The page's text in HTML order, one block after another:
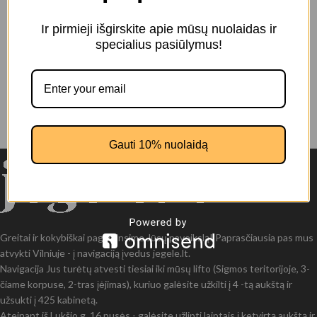
Greitai ir kokybiškai pagaminsime Jūsų paveikslą! Paprasčiausia pas mus
atvykti Vilniuje - į navigaciją įvedus jegele.lt.
Navigacija Jus turėtų atvesti tiesiai iki mūsų lifto (Sigmos teritorijoje, 3-
čiame korpuse, 2-tras įėjimas), kuriuo galėsite užkilti į 4 -tą aukštą ir
užsukti į 425 kabinetą.
Ir pirmieji išgirskite apie mūsų nuolaidas ir
specialius pasiūlymus!
Gauti 10% nuolaidą